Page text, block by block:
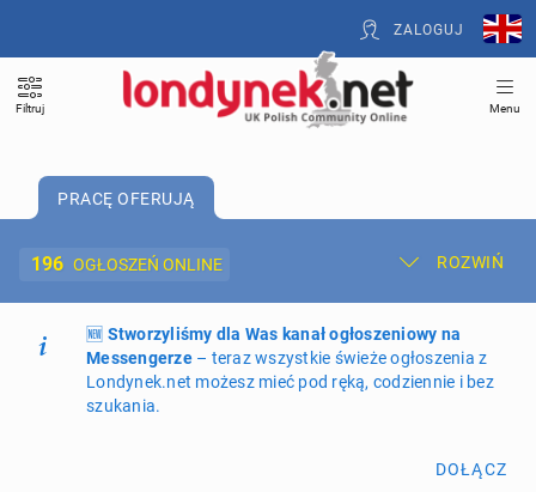
ZALOGUJ
Filtruj Menu
PRACĘ OFERUJĄ
196 OGŁOSZEŃ ONLINE ROZWIŃ
Dodaj ogłoszenie Moje ogłoszenia
Oferta i cennik ogłoszeń
🆕 Stworzyliśmy dla Was kanał ogłoszeniowy na
Messengerze– teraz wszystkie świeże ogłoszenia z
Londynek.net możesz mieć pod ręką, codziennie i bez
szukania.
DOŁĄCZ